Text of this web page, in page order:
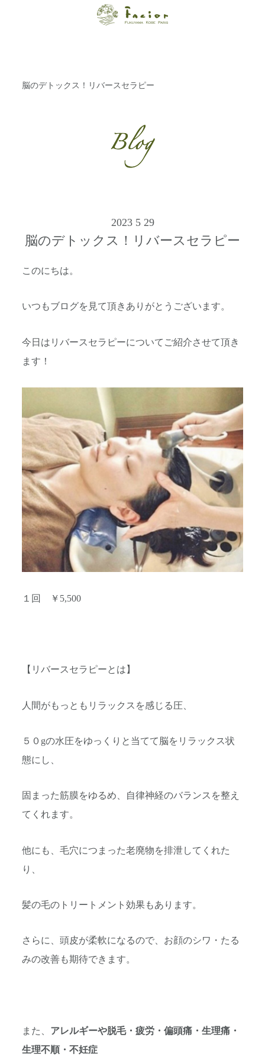
ン ファシオー
輝く美をトータ
ルでご提案しま
す。
脳のデトックス！リバースセラピー
2023 5 29
脳のデトックス！リバースセラピー
このにちは。
いつもブログを見て頂きありがとうございます。
今日はリバースセラピーについてご紹介させて頂き
ます！
１回 ￥5,500
【リバースセラピーとは】
人間がもっともリラックスを感じる圧、
５０gの水圧をゆっくりと当てて脳をリラックス状
態にし、
固まった筋膜をゆるめ、自律神経のバランスを整え
てくれます。
他にも、毛穴につまった老廃物を排泄してくれた
り、
髪の毛のトリートメント効果もあります。
さらに、頭皮が柔軟になるので、お顔のシワ・たる
みの改善も期待できます。
また、 アレルギーや脱毛・疲労・偏頭痛・生理痛・
生理不順・不妊症